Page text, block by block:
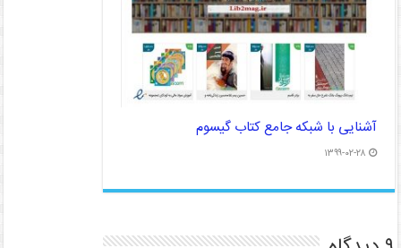
آشنایی با شبکه جامع کتاب گیسوم
۱۳۹۹-۰۲-۲۸